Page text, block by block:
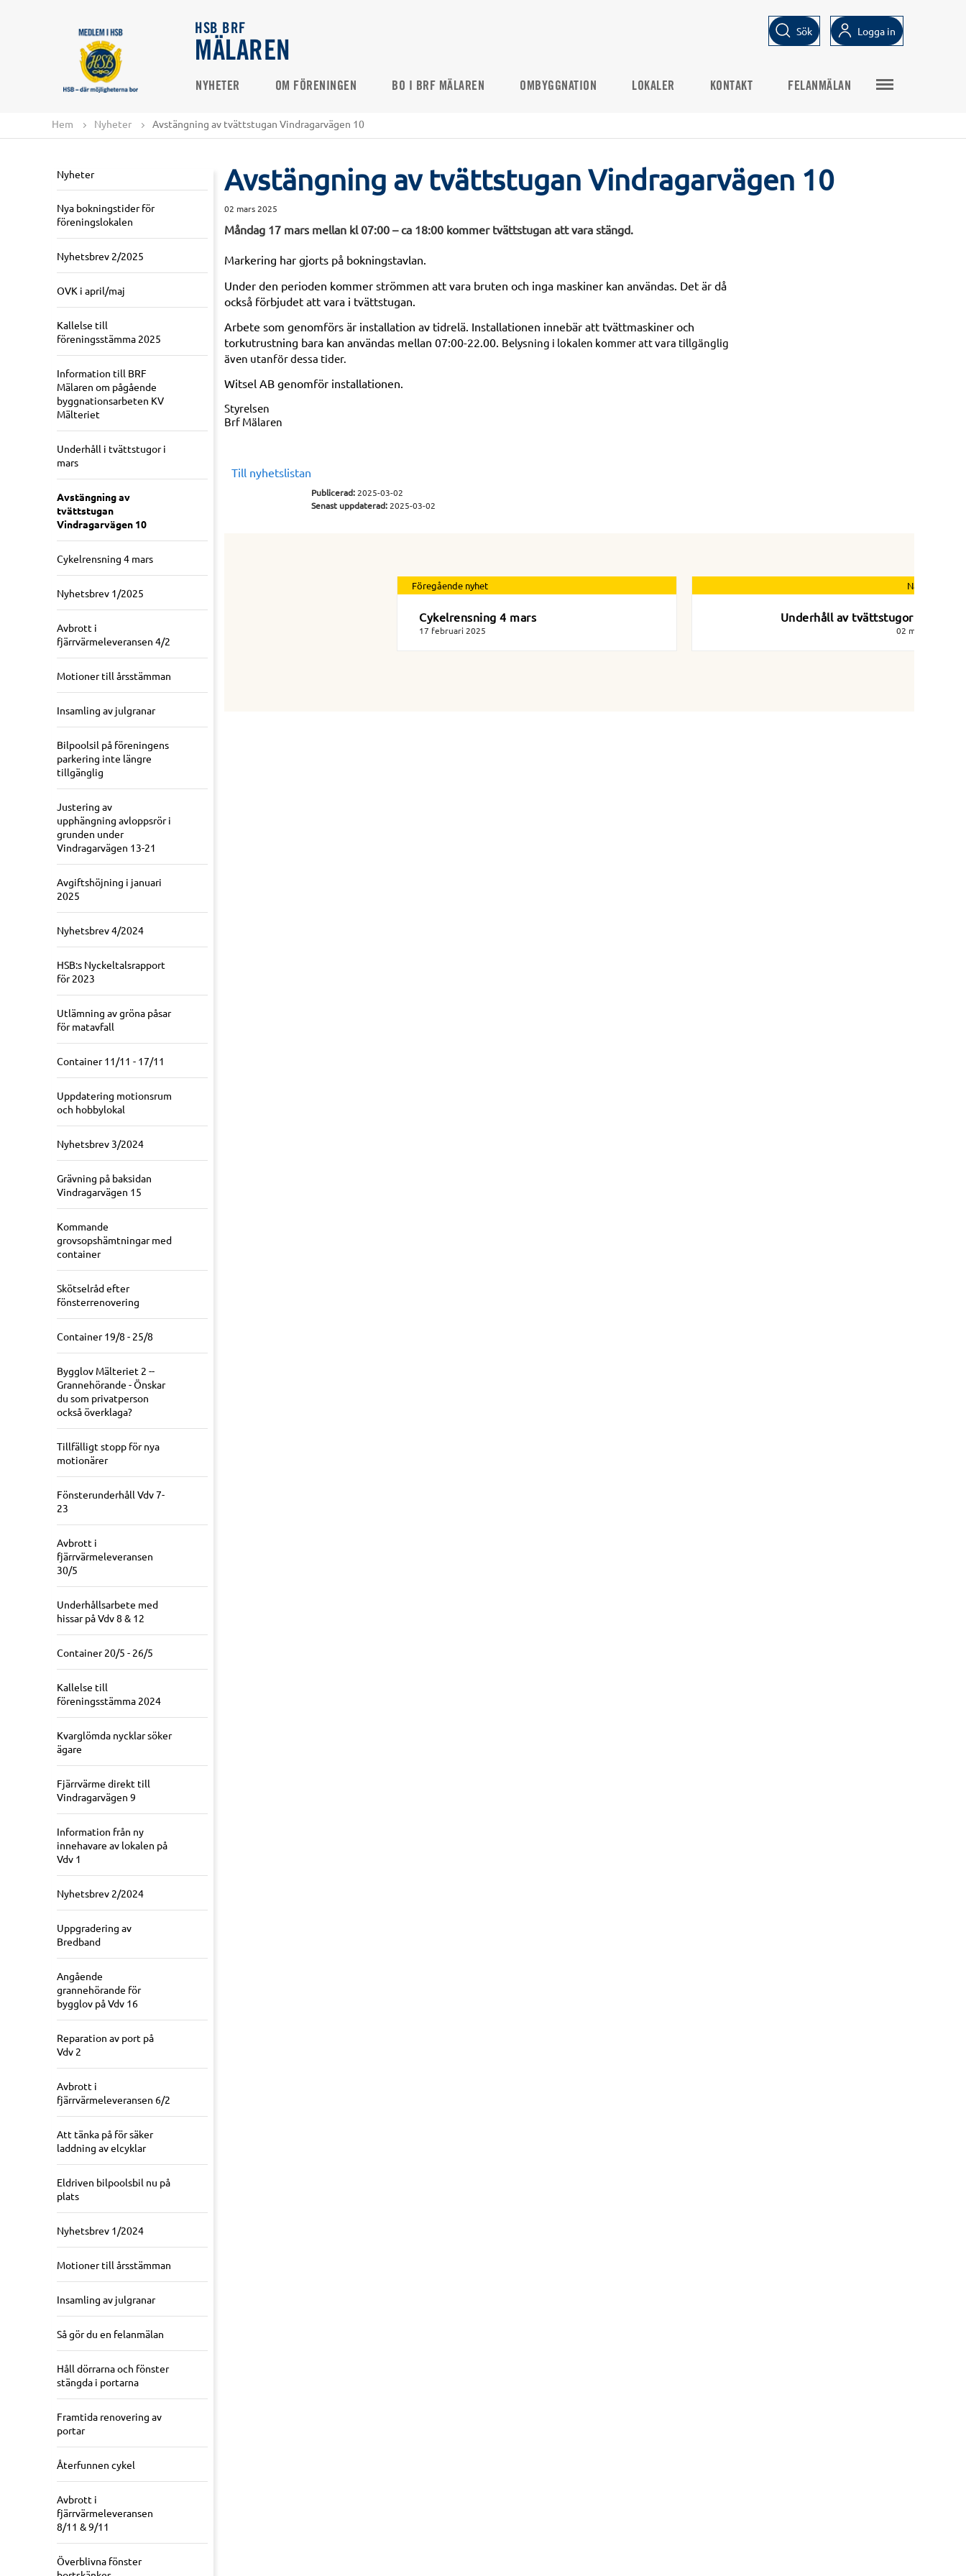
HSB BRF
MÄLAREN
Sök Logga in
NYHETER OM FÖRENINGEN BO I BRF MÄLAREN OMBYGGNATION LOKALER KONTAKT FELANMÄLAN
Hem Nyheter Avstängning av tvättstugan Vindragarvägen 10
Nyheter
Nya bokningstider för
föreningslokalen
Nyhetsbrev 2/2025
OVK i april/maj
Kallelse till
föreningsstämma 2025
Information till BRF
Mälaren om pågående
byggnationsarbeten KV
Mälteriet
Underhåll i tvättstugor i
mars
Avstängning av
tvättstugan
Vindragarvägen 10
Cykelrensning 4 mars
Nyhetsbrev 1/2025
Avbrott i
fjärrvärmeleveransen 4/2
Motioner till årsstämman
Insamling av julgranar
Bilpoolsil på föreningens
parkering inte längre
tillgänglig
Justering av
upphängning avloppsrör i
grunden under
Vindragarvägen 13-21
Avgiftshöjning i januari
2025
Nyhetsbrev 4/2024
HSB:s Nyckeltalsrapport
för 2023
Utlämning av gröna påsar
för matavfall
Container 11/11 - 17/11
Uppdatering motionsrum
och hobbylokal
Nyhetsbrev 3/2024
Grävning på baksidan
Vindragarvägen 15
Kommande
grovsopshämtningar med
container
Skötselråd efter
fönsterrenovering
Container 19/8 - 25/8
Bygglov Mälteriet 2 --
Grannehörande - Önskar
du som privatperson
också överklaga?
Tillfälligt stopp för nya
motionärer
Fönsterunderhåll Vdv 7-
23
Avbrott i
fjärrvärmeleveransen
30/5
Underhållsarbete med
hissar på Vdv 8 & 12
Container 20/5 - 26/5
Kallelse till
föreningsstämma 2024
Kvarglömda nycklar söker
ägare
Fjärrvärme direkt till
Vindragarvägen 9
Information från ny
innehavare av lokalen på
Vdv 1
Nyhetsbrev 2/2024
Uppgradering av
Bredband
Angående
grannehörande för
bygglov på Vdv 16
Reparation av port på
Vdv 2
Avbrott i
fjärrvärmeleveransen 6/2
Att tänka på för säker
laddning av elcyklar
Eldriven bilpoolsbil nu på
plats
Nyhetsbrev 1/2024
Motioner till årsstämman
Insamling av julgranar
Så gör du en felanmälan
Håll dörrarna och fönster
stängda i portarna
Framtida renovering av
portar
Återfunnen cykel
Avbrott i
fjärrvärmeleveransen
8/11 & 9/11
Överblivna fönster
Avstängning av tvättstugan Vindragarvägen 10
02 mars 2025
Måndag 17 mars mellan kl 07:00 – ca 18:00 kommer tvättstugan att vara stängd.
Markering har gjorts på bokningstavlan.
Under den perioden kommer strömmen att vara bruten och inga maskiner kan användas. Det är då
också förbjudet att vara i tvättstugan.
Arbete som genomförs är installation av tidrelä. Installationen innebär att tvättmaskiner och
torkutrustning bara kan användas mellan 07:00-22.00. Belysning i lokalen kommer att vara tillgänglig
även utanför dessa tider.
Witsel AB genomför installationen.
Styrelsen
Brf Mälaren
Till nyhetslistan
Publicerad: 2025-03-02
Senast uppdaterad: 2025-03-02
Föregående nyhet
Cykelrensning 4 mars
17 februari 2025
Nästa nyhet
Underhåll av tvättstugor i mars
02 mars 2025